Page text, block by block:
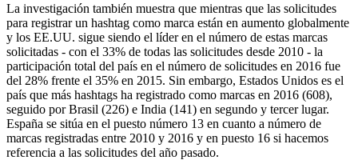
La investigación también muestra que mientras que las solicitudes
para registrar un hashtag como marca están en aumento globalmente
y los EE.UU. sigue siendo el líder en el número de estas marcas
solicitadas - con el 33% de todas las solicitudes desde 2010 - la
participación total del país en el número de solicitudes en 2016 fue
del 28% frente el 35% en 2015. Sin embargo, Estados Unidos es el
país que más hashtags ha registrado como marcas en 2016 (608),
seguido por Brasil (226) e India (141) en segundo y tercer lugar.
España se sitúa en el puesto número 13 en cuanto a número de
marcas registradas entre 2010 y 2016 y en puesto 16 si hacemos
referencia a las solicitudes del año pasado.